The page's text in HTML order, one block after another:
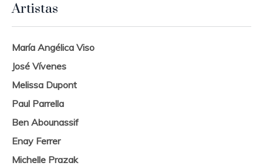
Artistas
María Angélica Viso
José Vívenes
Melissa Dupont
Paul Parrella
Ben Abounassif
Enay Ferrer
Michelle Prazak